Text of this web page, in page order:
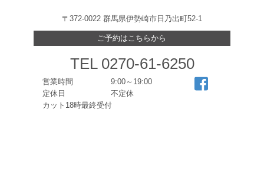
〒372-0022 群馬県伊勢崎市日乃出町52-1
ご予約はこちらから
TEL 0270-61-6250
営業時間
9:00～19:00
定休日
不定休
カット18時最終受付